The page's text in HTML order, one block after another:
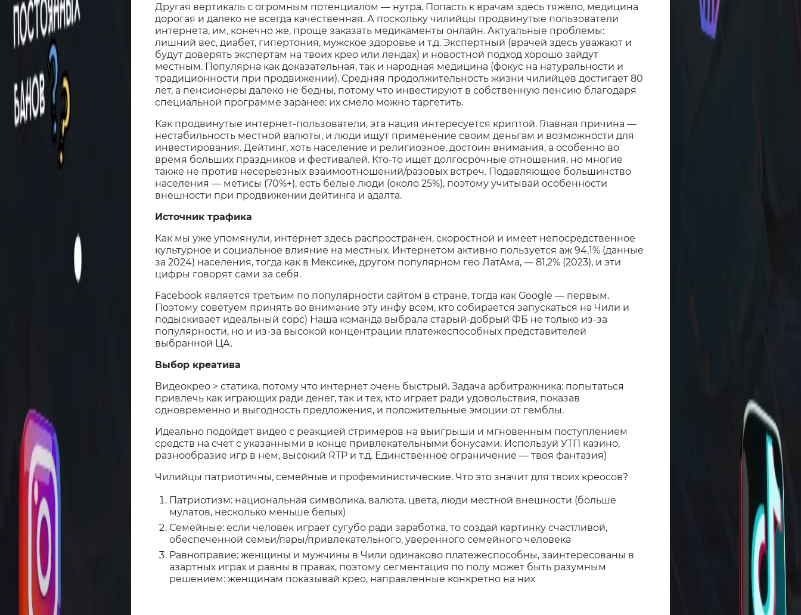
Другая вертикаль с огромным потенциалом — нутра. Попасть к врачам здесь тяжело, медицина
дорогая и далеко не всегда качественная. А поскольку чилийцы продвинутые пользователи
интернета, им, конечно же, проще заказать медикаменты онлайн. Актуальные проблемы:
лишний вес, диабет, гипертония, мужское здоровье и т.д. Экспертный (врачей здесь уважают и
будут доверять экспертам на твоих крео или лендах) и новостной подход хорошо зайдут
местным. Популярна как доказательная, так и народная медицина (фокус на натуральности и
традиционности при продвижении). Средняя продолжительность жизни чилийцев достигает 80
лет, а пенсионеры далеко не бедны, потому что инвестируют в собственную пенсию благодаря
специальной программе заранее: их смело можно таргетить.
Как продвинутые интернет-пользователи, эта нация интересуется криптой. Главная причина —
нестабильность местной валюты, и люди ищут применение своим деньгам и возможности для
инвестирования. Дейтинг, хоть население и религиозное, достоин внимания, а особенно во
время больших праздников и фестивалей. Кто-то ищет долгосрочные отношения, но многие
также не против несерьезных взаимоотношений/разовых встреч. Подавляющее большинство
населения — метисы (70%+), есть белые люди (около 25%), поэтому учитывай особенности
внешности при продвижении дейтинга и адалта.
Источник трафика
Как мы уже упомянули, интернет здесь распространен, скоростной и имеет непосредственное
культурное и социальное влияние на местных. Интернетом активно пользуется аж 94,1% (данные
за 2024) населения, тогда как в Мексике, другом популярном гео ЛатАма, — 81,2% (2023), и эти
цифры говорят сами за себя.
Facebook является третьим по популярности сайтом в стране, тогда как Google — первым.
Поэтому советуем принять во внимание эту инфу всем, кто собирается запускаться на Чили и
подыскивает идеальный сорс) Наша команда выбрала старый-добрый ФБ не только из-за
популярности, но и из-за высокой концентрации платежеспособных представителей
выбранной ЦА.
Выбор креатива
Видеокрео > статика, потому что интернет очень быстрый. Задача арбитражника: попытаться
привлечь как играющих ради денег, так и тех, кто играет ради удовольствия, показав
одновременно и выгодность предложения, и положительные эмоции от гемблы.
Идеально подойдет видео с реакцией стримеров на выигрыши и мгновенным поступлением
средств на счет с указанными в конце привлекательными бонусами. Используй УТП казино,
разнообразие игр в нем, высокий RTP и т.д. Единственное ограничение — твоя фантазия)
Чилийцы патриотичны, семейные и профеминистические. Что это значит для твоих креосов?
Патриотизм: национальная символика, валюта, цвета, люди местной внешности (больше
мулатов, несколько меньше белых)
Семейные: если человек играет сугубо ради заработка, то создай картинку счастливой,
обеспеченной семьи/пары/привлекательного, уверенного семейного человека
Равноправие: женщины и мужчины в Чили одинаково платежеспособны, заинтересованы в
азартных играх и равны в правах, поэтому сегментация по полу может быть разумным
решением: женщинам показывай крео, направленные конкретно на них